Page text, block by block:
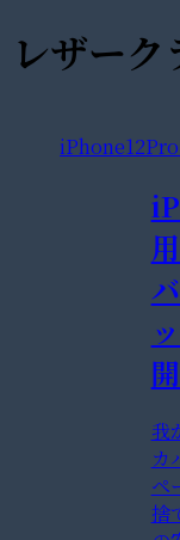
レザーク
我
カ
ペ
捨